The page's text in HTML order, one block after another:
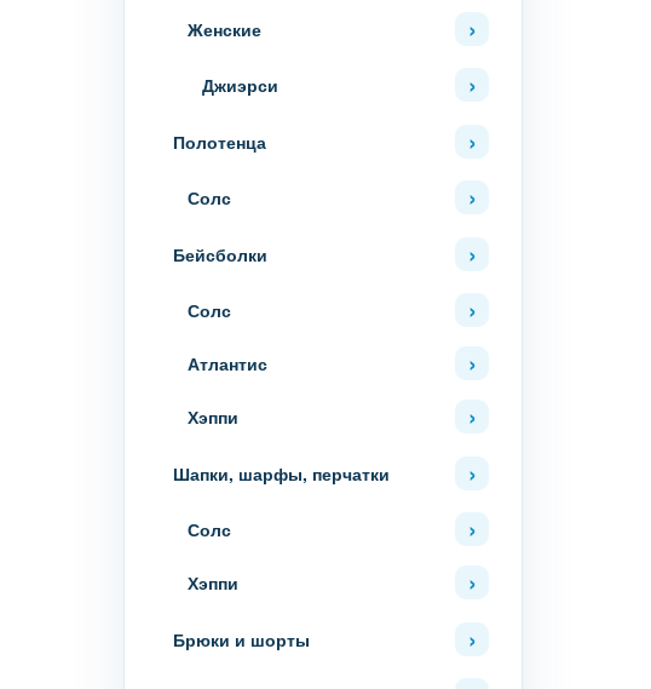
Женские
Джиэрси
Полотенца
Солс
Бейсболки
Солс
Атлантис
Хэппи
Шапки, шарфы, перчатки
Солс
Хэппи
Брюки и шорты